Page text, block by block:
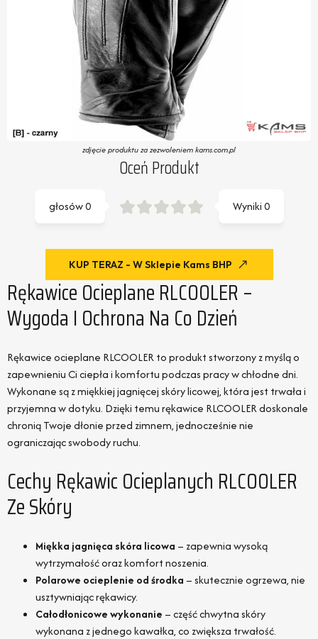
zdjęcie produktu za zezwoleniem kams.com.pl
Oceń Produkt
Wyniki0
głosów0
KUP TERAZ - W Sklepie Kams BHP
Rękawice Ocieplane RLCOOLER –
Wygoda I Ochrona Na Co Dzień
Rękawice ocieplane RLCOOLER to produkt stworzony z myślą o
zapewnieniu Ci ciepła i komfortu podczas pracy w chłodne dni.
Wykonane są z miękkiej jagnięcej skóry licowej, która jest trwała i
przyjemna w dotyku. Dzięki temu rękawice RLCOOLER doskonale
chronią Twoje dłonie przed zimnem, jednocześnie nie
ograniczając swobody ruchu.
Cechy Rękawic Ocieplanych RLCOOLER
Ze Skóry
Miękka jagnięca skóra licowa – zapewnia wysoką
wytrzymałość oraz komfort noszenia.
Polarowe ocieplenie od środka – skutecznie ogrzewa, nie
usztywniając rękawicy.
Całodłonicowe wykonanie – część chwytna skóry
wykonana z jednego kawałka, co zwiększa trwałość.